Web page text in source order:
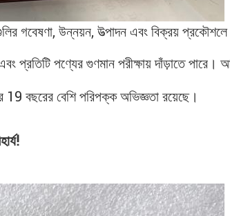
গবেষণা, উন্নয়ন, উত্পাদন এবং বিক্রয়
প্রতিটি পণ্যের গুণমান পরীক্ষায় দাঁড়াতে
19 বছরের বেশি পরিপক্ক অভিজ্ঞতা রয়েছে।